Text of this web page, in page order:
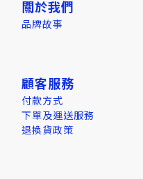
關於我們
品牌故事
顧客服務
付款方式
下單及運送服務
退換貨政策